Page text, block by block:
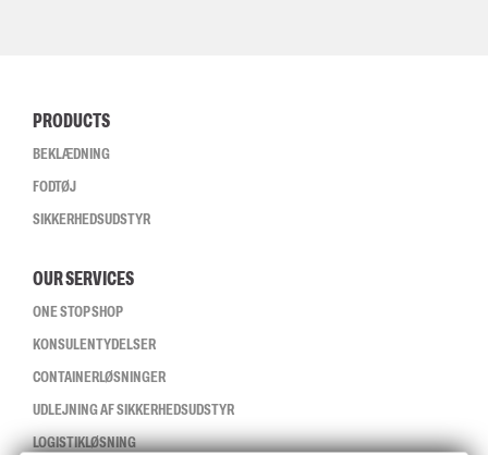
PRODUCTS
BEKLÆDNING
FODTØJ
SIKKERHEDSUDSTYR
OUR SERVICES
ONE STOP SHOP
KONSULENTYDELSER
CONTAINERLØSNINGER
UDLEJNING AF SIKKERHEDSUDSTYR
LOGISTIKLØSNING